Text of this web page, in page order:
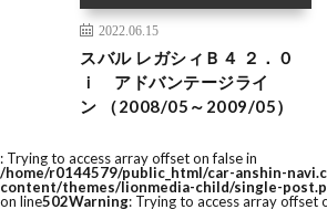
2022.06.15
スバル レガシィＢ４ ２．０
ｉ アドバンテージライ
ン （2008/05～2009/05）
: Trying to access array offset on false in
/home/r0144579/public_html/car-anshin-
content/themes/lionmedia-child/single-
on line502Warning: Trying to access array offset